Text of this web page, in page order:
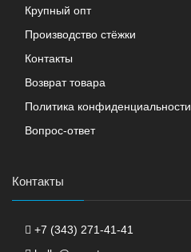
Крупный опт
Производство стёжки
Контакты
Возврат товара
Политика конфиденциальности
Вопрос-ответ
Контакты
+7 (343) 271-41-41